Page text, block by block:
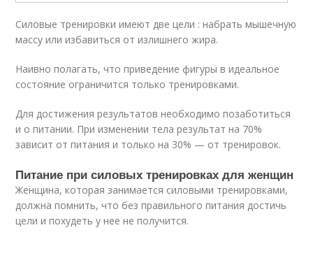
Силовые тренировки имеют две цели : набрать мышечную
массу или избавиться от излишнего жира.
Наивно полагать, что приведение фигуры в идеальное
состояние ограничится только тренировками.
Для достижения результатов необходимо позаботиться
и о питании. При изменении тела результат на 70%
зависит от питания и только на 30% — от тренировок.
Питание при силовых тренировках для женщин
Женщина, которая занимается силовыми тренировками,
должна помнить, что без правильного питания достичь
цели и похудеть у нее не получится.